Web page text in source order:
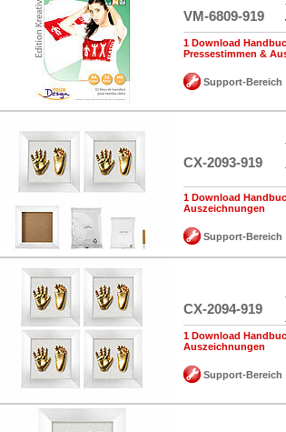
VM-6809-919
1 Download
Pressestimmen &
Support-Bereich
CX-2093-919
1 Download
Auszeichnungen
Support-Bereich
CX-2094-919
1 Download
Auszeichnungen
Support-Bereich